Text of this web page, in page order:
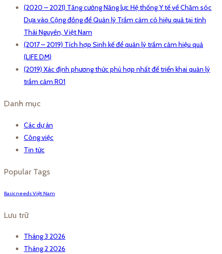
(2020 – 2021) Tăng cường Năng lực Hệ thống Y tế về Chăm sóc
Dựa vào Cộng đồng để Quản lý Trầm cảm có hiệu quả tại tỉnh
Thái Nguyên, Việt Nam
(2017 – 2019) Tích hợp Sinh kế để quản lý trầm cảm hiệu quả
(LIFE DM)
(2019) Xác định phương thức phù hợp nhất để triển khai quản lý
trầm cảm R01
Danh mục
Các dự án
Công việc
Tin tức
Popular Tags
Basicneeds Việt Nam
Lưu trữ
Tháng 3 2026
Tháng 2 2026